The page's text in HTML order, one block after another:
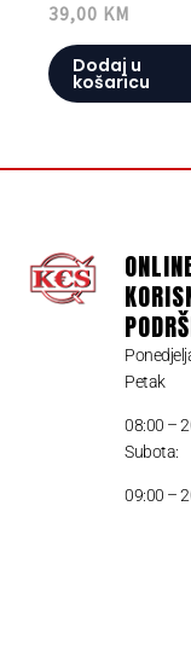
39,00 KM
Dodaj u
košaricu
Petak
08:00 –
Subota:
09:00 –